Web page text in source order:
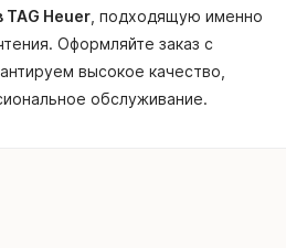
Heuer , подходящую именно
Оформляйте заказ с
высокое качество,
обслуживание.